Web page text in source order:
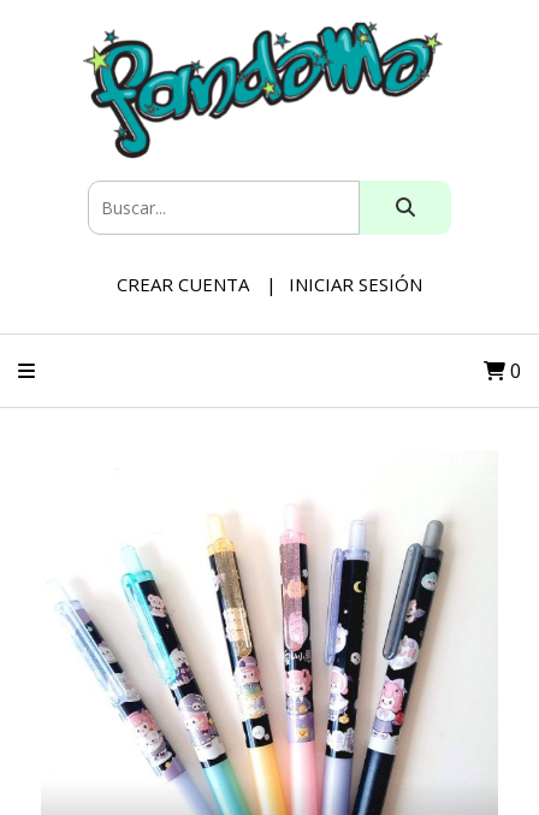
CREAR CUENTA INICIAR SESIÓN
0